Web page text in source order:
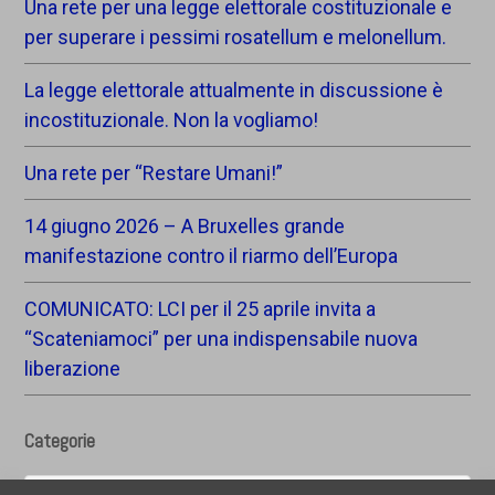
Una rete per una legge elettorale costituzionale e
per superare i pessimi rosatellum e melonellum.
La legge elettorale attualmente in discussione è
incostituzionale. Non la vogliamo!
Una rete per “Restare Umani!”
14 giugno 2026 – A Bruxelles grande
manifestazione contro il riarmo dell’Europa
COMUNICATO: LCI per il 25 aprile invita a
“Scateniamoci” per una indispensabile nuova
liberazione
Categorie